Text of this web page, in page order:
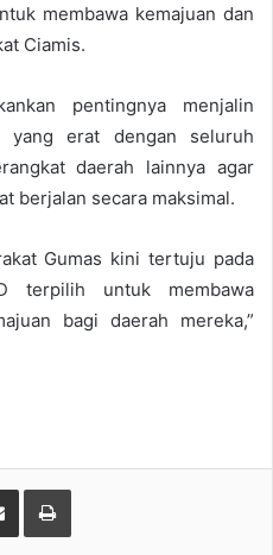
membawa kemajuan dan
Ciamis.
pentingnya menjalin
yang erat dengan seluruh
daerah lainnya agar
berjalan secara maksimal.
Gumas kini tertuju pada
terpilih untuk membawa
bagi daerah mereka,”
Share via Email Print